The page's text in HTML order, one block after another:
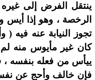
ينتقل الفرض إلى
الرخصة ، وهو إذا أيس
تجوز النيابة عنه فيه
كان غير مأيوس منه
ييأس من فعله بنفسه ،
فإن خالف وأحج عن